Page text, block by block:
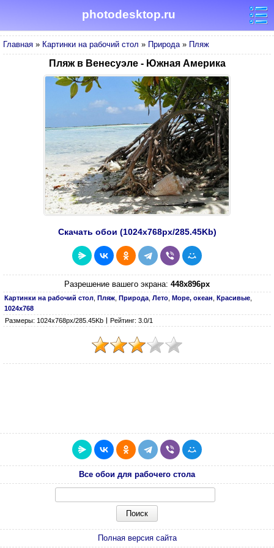
photodesktop.ru
Главная » Картинки на рабочий стол » Природа» Пляж
Пляж в Венесуэле - Южная Америка
Скачать обои (1024х768px/285.45Kb)
Разрешение вашего экрана: 448x896px
Картинки на рабочий стол Пляж Природа Лето Море, океан Красивые
1024х768
Размеры: 1024х768px/285.45Kb
Рейтинг: 3.0/1
Все обои для рабочего стола
Полная версия сайта